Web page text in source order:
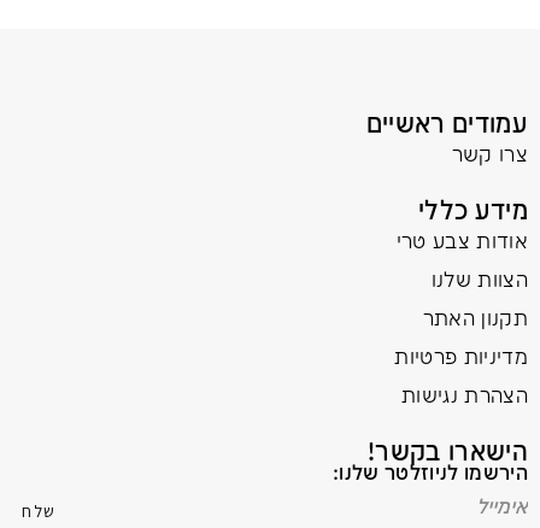
עמודים ראשיים
צרו קשר
מידע כללי
אודות צבע טרי
הצוות שלנו
תקנון האתר
מדיניות פרטיות
הצהרת נגישות
הישארו בקשר!
הירשמו לניוזלטר שלנו: